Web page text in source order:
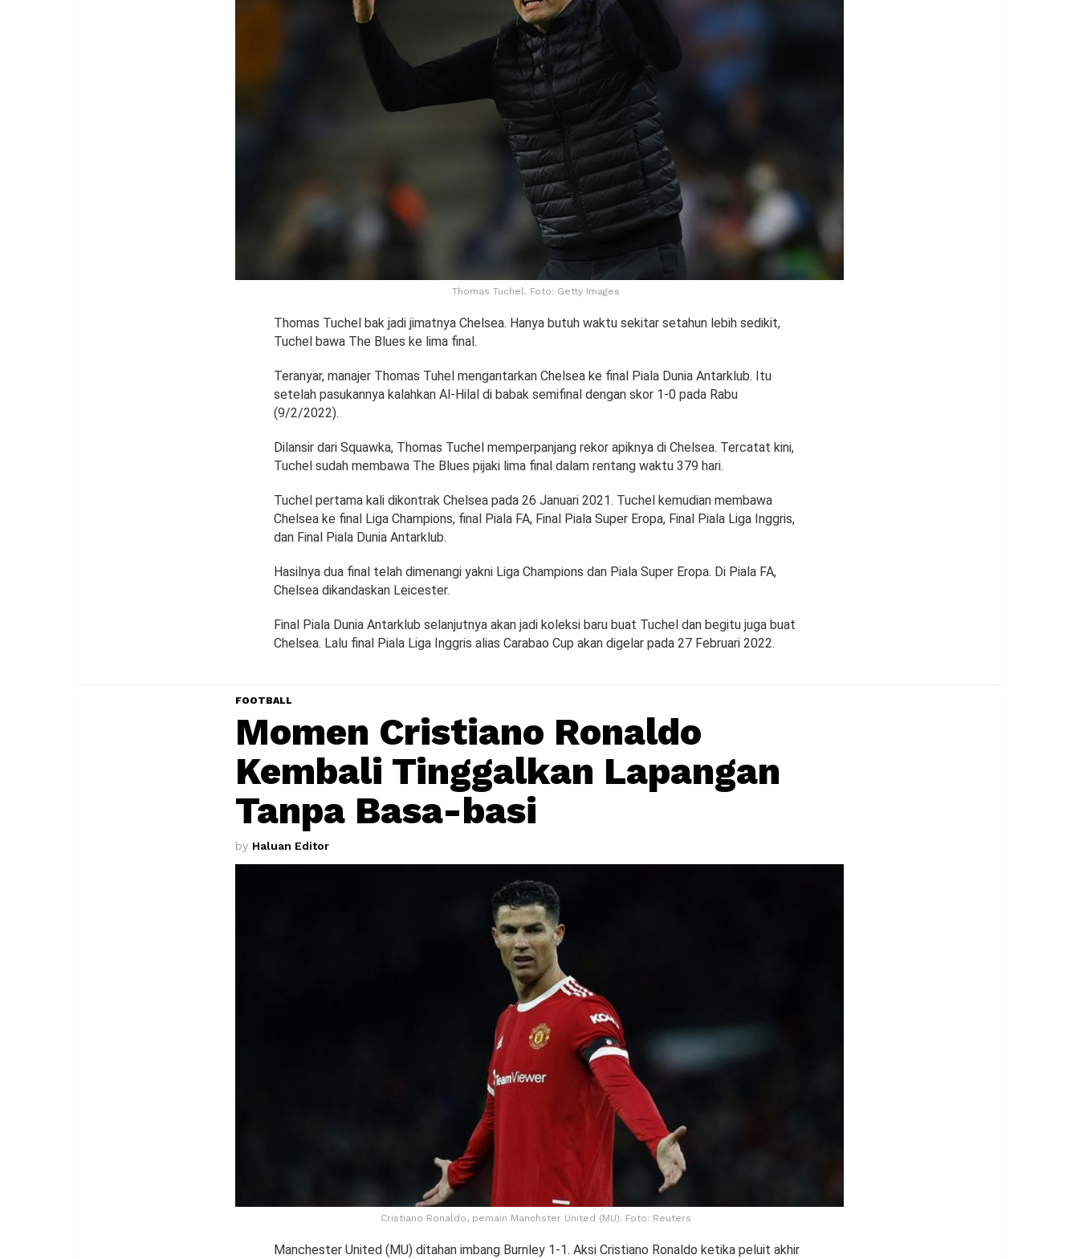
Thomas Tuchel. Foto: Getty Images
Thomas Tuchel bak jadi jimatnya Chelsea. Hanya butuh waktu sekitar setahun lebih sedikit,
Tuchel bawa The Blues ke lima final.
Teranyar, manajer Thomas Tuhel mengantarkan Chelsea ke final Piala Dunia Antarklub. Itu
setelah pasukannya kalahkan Al-Hilal di babak semifinal dengan skor 1-0 pada Rabu
(9/2/2022).
Dilansir dari Squawka, Thomas Tuchel memperpanjang rekor apiknya di Chelsea. Tercatat kini,
Tuchel sudah membawa The Blues pijaki lima final dalam rentang waktu 379 hari.
Tuchel pertama kali dikontrak Chelsea pada 26 Januari 2021. Tuchel kemudian membawa
Chelsea ke final Liga Champions, final Piala FA, Final Piala Super Eropa, Final Piala Liga Inggris,
dan Final Piala Dunia Antarklub.
Hasilnya dua final telah dimenangi yakni Liga Champions dan Piala Super Eropa. Di Piala FA,
Chelsea dikandaskan Leicester.
Final Piala Dunia Antarklub selanjutnya akan jadi koleksi baru buat Tuchel dan begitu juga buat
Chelsea. Lalu final Piala Liga Inggris alias Carabao Cup akan digelar pada 27 Februari 2022.
FOOTBALL
Momen Cristiano Ronaldo
Kembali Tinggalkan Lapangan
Tanpa Basa-basi
by Haluan Editor
Cristiano Ronaldo, pemain Manchster United (MU). Foto: Reuters
Manchester United (MU) ditahan imbang Burnley 1-1. Aksi Cristiano Ronaldo ketika peluit akhir